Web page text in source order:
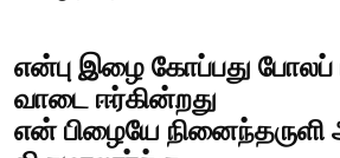
என்பு இழை கோப்பது போலப்
வாடை ஈர்கின்றது
என் பிழையே நினைந்தருளி